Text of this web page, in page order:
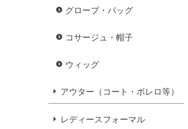
グローブ・バッグ
コサージュ・帽子
ウィッグ
アウター（コート・ボレロ等）
レディースフォーマル